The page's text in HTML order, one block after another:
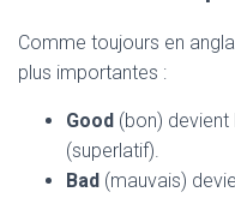
Comme toujours en
plus importantes :
Good (bon) devient
(superlatif).
Bad (mauvais)